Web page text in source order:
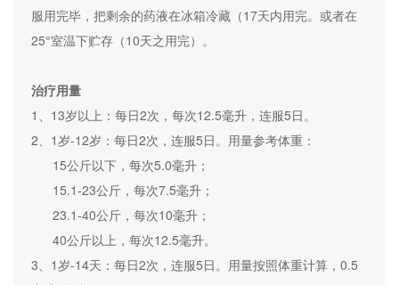
服用完毕，把剩余的药液在冰箱冷藏（17天内用完。或者在
25°室温下贮存（10天之用完）。
治疗用量
1、13岁以上：每日2次，每次12.5毫升，连服5日。
2、1岁-12岁：每日2次，连服5日。用量参考体重：
15公斤以下，每次5.0毫升；
15.1-23公斤，每次7.5毫升；
23.1-40公斤，每次10毫升；
40公斤以上，每次12.5毫升。
3、1岁-14天：每日2次，连服5日。用量按照体重计算，0.5